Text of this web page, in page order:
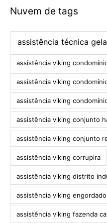
Nuvem de tags
assistência técnica
assistência viking
assistência viking
assistência viking
assistência viking conjunto
assistência viking conjunto
assistência viking corrupira
assistência viking distrito
assistência viking
assistência viking fazenda